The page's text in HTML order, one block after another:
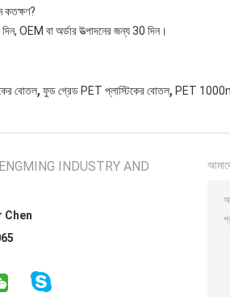
কতক্ষণ?
OEM বা অর্ডার উত্পাদনের জন্য 30 দিন।
বোতল, ফুড গ্রেড PET প্লাস্টিকের বোতল, PET
INDUSTRY AND
Chen